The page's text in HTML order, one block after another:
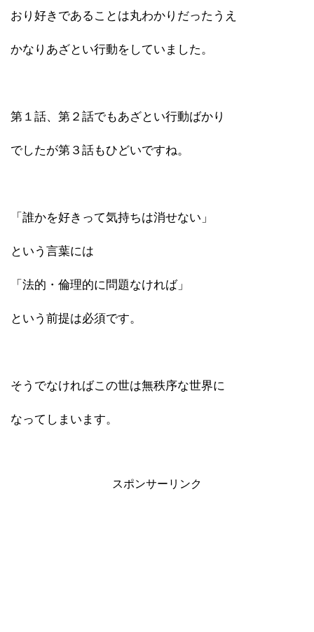
おり好きであることは丸わかりだったうえ
かなりあざとい行動をしていました。
第１話、第２話でもあざとい行動ばかり
でしたが第３話もひどいですね。
「誰かを好きって気持ちは消せない」
という言葉には
「法的・倫理的に問題なければ」
という前提は必須です。
そうでなければこの世は無秩序な世界に
なってしまいます。
スポンサーリンク